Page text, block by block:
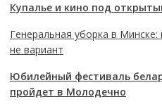
Купалье и кино под
Генеральная уборка в
не вариант
Юбилейный фестиваль
пройдет в Молодечно